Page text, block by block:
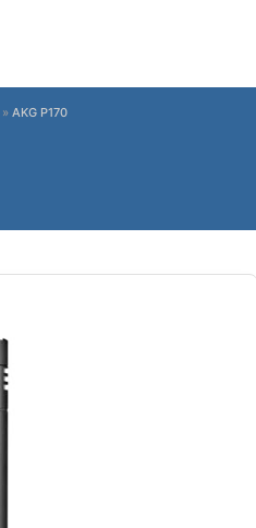
» AKG P170